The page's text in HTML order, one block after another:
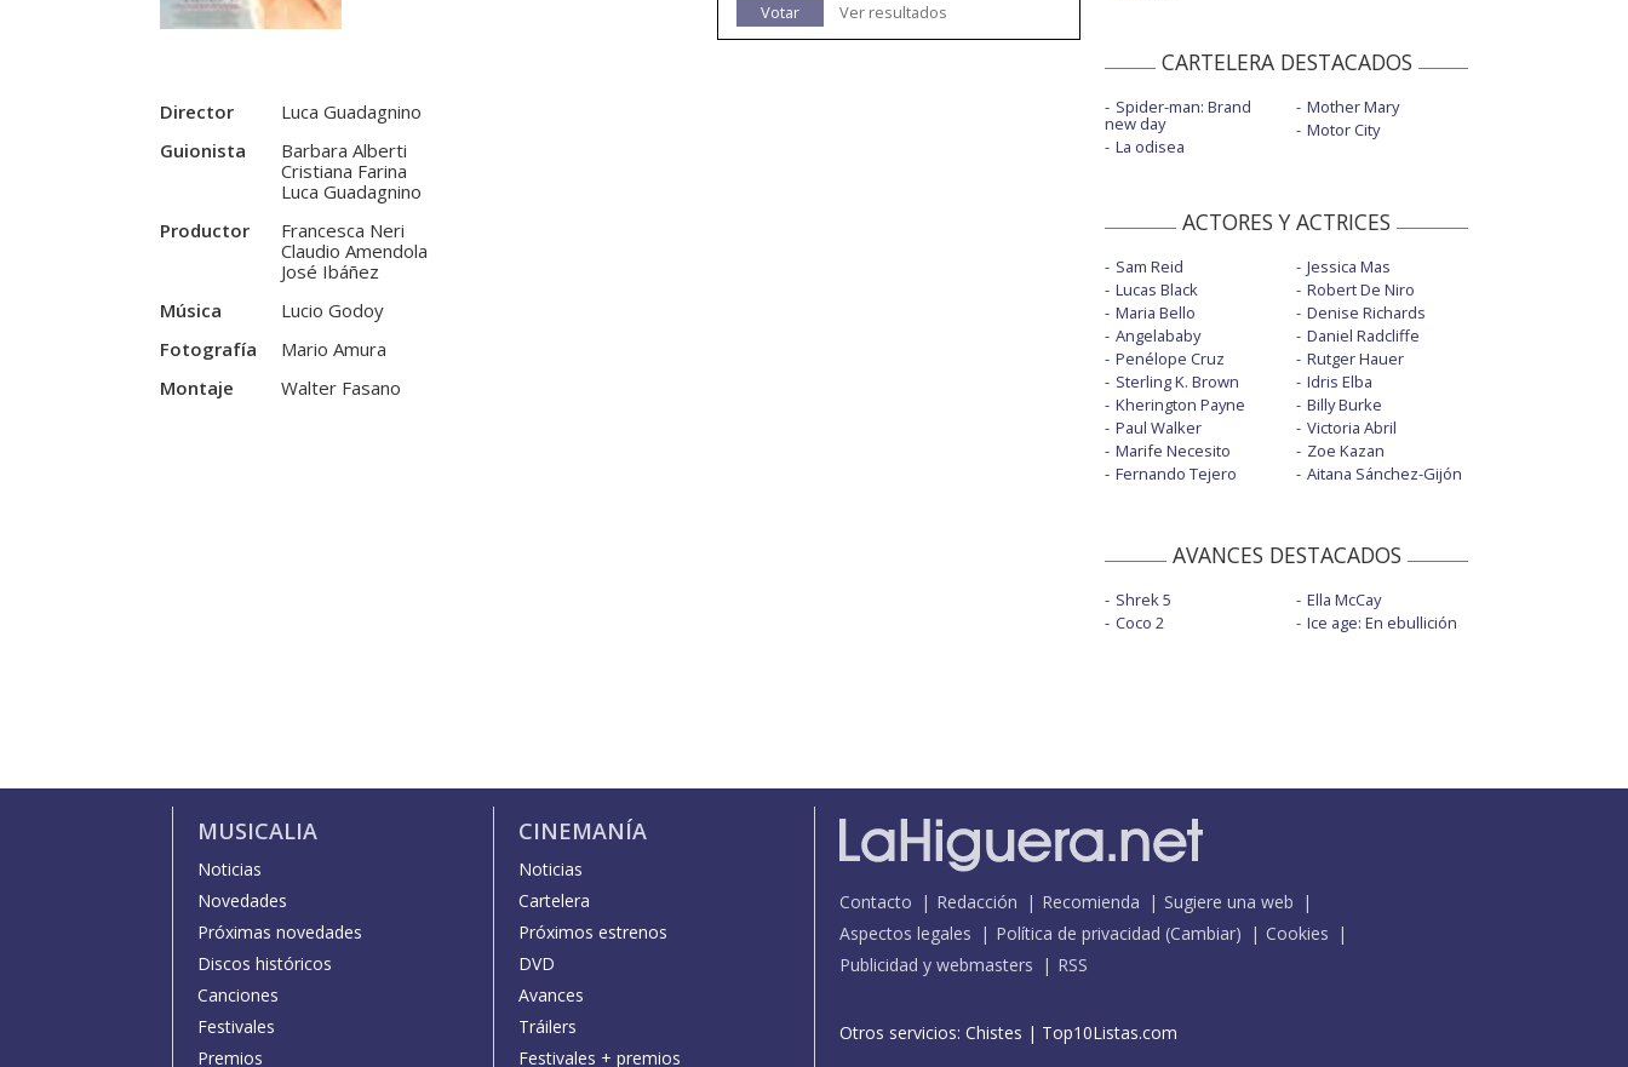
Votar
Ver resultados
Director
Luca Guadagnino
Guionista
Barbara Alberti
Cristiana Farina
Luca Guadagnino
Productor
Francesca Neri
Claudio Amendola
José Ibáñez
Música
Lucio Godoy
Fotografía
Mario Amura
Montaje
Walter Fasano
CARTELERA DESTACADOS
Spider-man: Brand
new day
La odisea
Mother Mary
Motor City
ACTORES Y ACTRICES
Sam Reid
Lucas Black
Maria Bello
Angelababy
Penélope Cruz
Sterling K. Brown
Kherington Payne
Paul Walker
Marife Necesito
Fernando Tejero
Jessica Mas
Robert De Niro
Denise Richards
Daniel Radcliffe
Rutger Hauer
Idris Elba
Billy Burke
Victoria Abril
Zoe Kazan
Aitana Sánchez-Gijón
AVANCES DESTACADOS
Shrek 5
Coco 2
Ella McCay
Ice age: En ebullición
MUSICALIA
Noticias
Novedades
Próximas novedades
Discos históricos
Canciones
Festivales
Premios
CINEMANÍA
Noticias
Cartelera
Próximos estrenos
DVD
Avances
Tráilers
Festivales + premios
Contacto Redacción Recomienda
Sugiere una web
Aspectos legales
Política de privacidad (Cambiar)
Cookies
Publicidad y webmasters
RSS
Otros servicios: Chistes | Top10Listas.com